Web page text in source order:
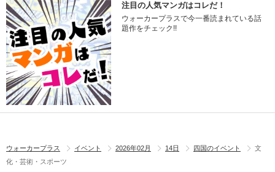
注目の人気マンガはコレだ！
ウォーカープラスで今一番読まれている話
題作をチェック!!
ウォーカープラス イベント 2026年02月 14日 四国のイベント
文
化・芸術・スポーツ